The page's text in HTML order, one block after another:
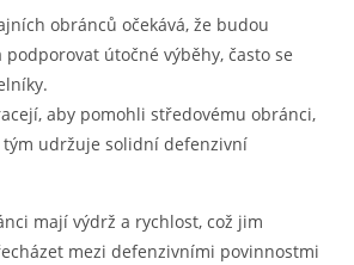
obránců očekává, že budou
útočné výběhy, často se
aby pomohli středovému obránci,
tým udržuje solidní defenzivní
mají výdrž a rychlost, což jim
mezi defenzivními povinnostmi